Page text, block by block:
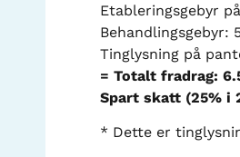
Etableringsgebyr
Behandlingsgebyr:
Tinglysning på
= Totalt fradrag:
Spart skatt (25% i
* Dette er